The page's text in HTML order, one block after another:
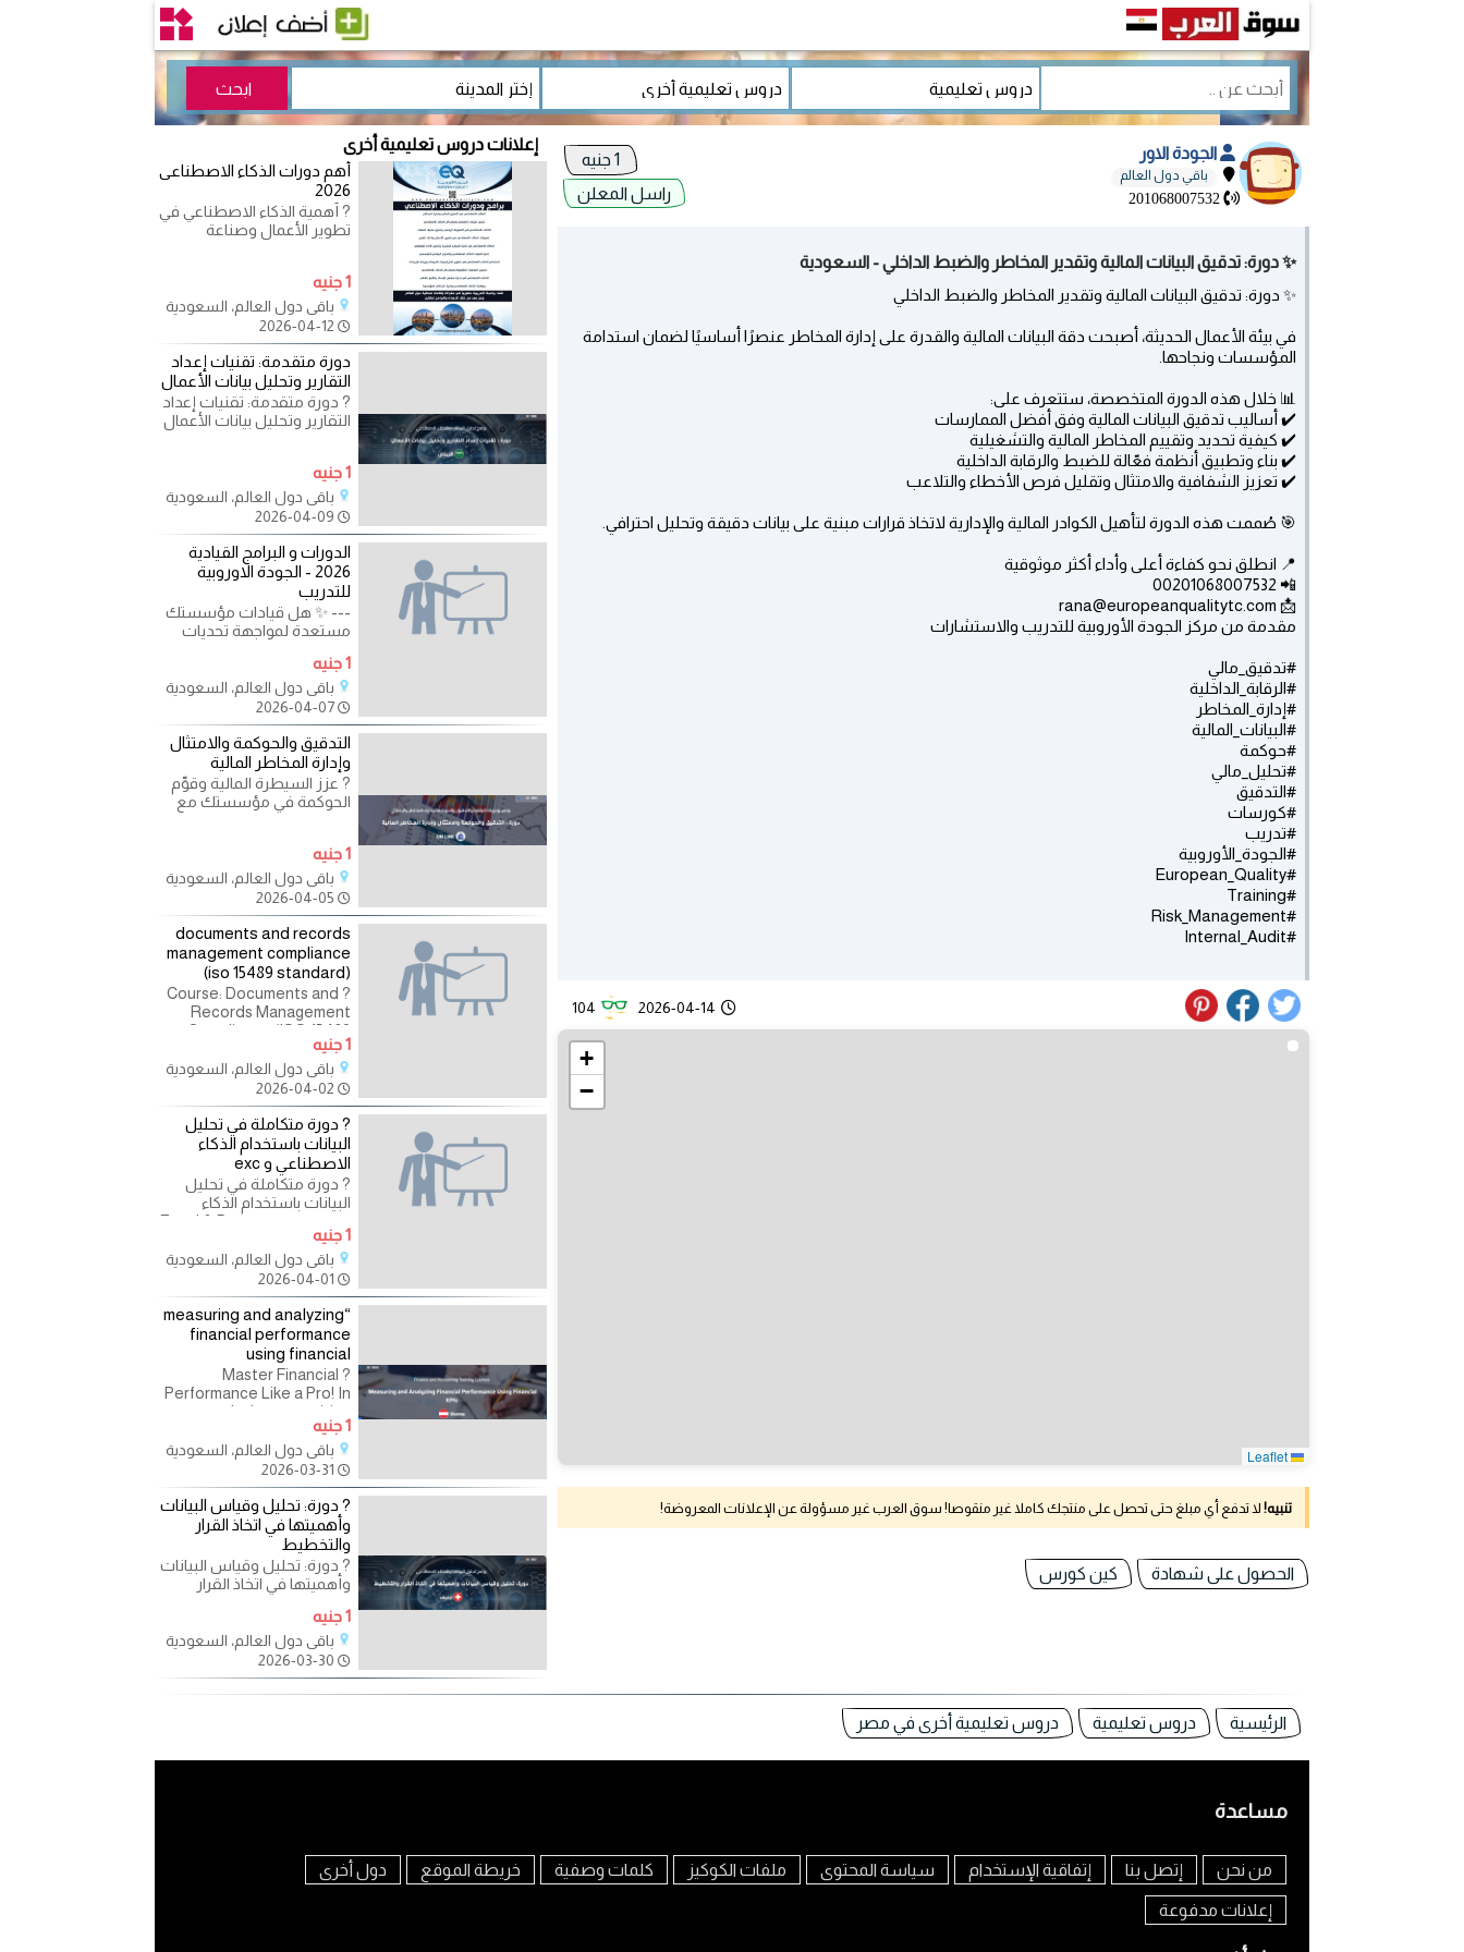
الجودة الاور
باقي دول العالم
201068007532
راسل المعلن
✨ دورة: تدقيق البيانات المالية وتقدير المخاطر والضبط الداخلي - السعودية
✨ دورة: تدقيق البيانات المالية وتقدير المخاطر والضبط الداخلي
في بيئة الأعمال الحديثة، أصبحت دقة البيانات المالية والقدرة على إدارة المخاطر عنصرًا أساسيًا لضمان استدامة
المؤسسات ونجاحها.
📊 خلال هذه الدورة المتخصصة، ستتعرف على:
✔️ أساليب تدقيق البيانات المالية وفق أفضل الممارسات
✔️ كيفية تحديد وتقييم المخاطر المالية والتشغيلية
✔️ بناء وتطبيق أنظمة فعّالة للضبط والرقابة الداخلية
✔️ تعزيز الشفافية والامتثال وتقليل فرص الأخطاء والتلاعب
🎯 صُممت هذه الدورة لتأهيل الكوادر المالية والإدارية لاتخاذ قرارات مبنية على بيانات دقيقة وتحليل احترافي.
📍 انطلق نحو كفاءة أعلى وأداء أكثر موثوقية
📲 00201068007532
📩 rana@europeanqualitytc.com
مقدمة من مركز الجودة الأوروبية للتدريب والاستشارات
#تدقيق_مالي
#الرقابة_الداخلية
#إدارة_المخاطر
#البيانات_المالية
#حوكمة
#تحليل_مالي
#التدقيق
#كورسات
#تدريب
#الجودة_الأوروبية
#European_Quality
#Training
#Risk_Management
#Internal_Audit
2026-04-14
104
+
−
تنبيه! لا تدفع أي مبلغ حتى تحصل على منتجك كاملا غير منقوصا! سوق العرب غير مسؤولة عن الإعلانات المعروضة!
الحصول على شهادة كين كورس
إعلانات دروس تعليمية أخرى
أهم دورات الذكاء الاصطناعى
2026
? أهمية الذكاء الاصطناعي في
تطوير الأعمال وصناعة
1 جنيه
باقي دول العالم، السعودية
2026-04-12
دورة متقدمة: تقنيات إعداد
التقارير وتحليل بيانات الأعمال
? دورة متقدمة: تقنيات إعداد
التقارير وتحليل بيانات الأعمال
1 جنيه
باقي دول العالم، السعودية
2026-04-09
الدورات و البرامج القيادية
2026 - الجودة الاوروبية
للتدريب
--- ✨ هل قيادات مؤسستك
مستعدة لمواجهة تحديات
التغير، لم يعد تطوير
1 جنيه
باقي دول العالم، السعودية
2026-04-07
التدقيق والحوكمة والامتثال
وإدارة المخاطر المالية
? عزز السيطرة المالية وقوِّم
الحوكمة في مؤسستك مع
1 جنيه
باقي دول العالم، السعودية
2026-04-05
documents and records
management compliance
(iso 15489 standard)
? Course: Documents and
Records Management
Compliance (ISO 15489
Standard) In today's data-
driven world, effective
document and records
management is no longer
1 جنيه
باقي دول العالم، السعودية
2026-04-02
? دورة متكاملة في تحليل
البيانات باستخدام الذكاء
الاصطناعي و exc
? دورة متكاملة في تحليل
البيانات باستخدام الذكاء
الاصطناعي و Excel & Power
BI في عصر التحول الرقمي، لم
1 جنيه
باقي دول العالم، السعودية
2026-04-01
“measuring and analyzing
financial performance
using financial
? Master Financial
Performance Like a Pro! In
today’s competitive
business environment,
making informed financial
decisions is no longer
optional—it’s essential.
Join
1 جنيه
باقي دول العالم، السعودية
2026-03-31
? دورة: تحليل وقياس البيانات
وأهميتها في اتخاذ القرار
والتخطيط
? دورة: تحليل وقياس البيانات
وأهميتها في اتخاذ القرار
على البيانات بشكل
1 جنيه
باقي دول العالم، السعودية
2026-03-30
الرئيسية دروس تعليمية دروس تعليمية أخرى في مصر
مساعدة
من نحن إتصل بنا إتفاقية الإستخدام سياسة المحتوى ملفات الكوكيز كلمات وصفية خريطة الموقع دول أخرى
إعلانات مدفوعة